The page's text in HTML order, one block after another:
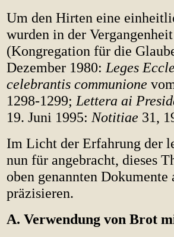
Um den Hirten eine
wurden in der
(Kongregation für die
Dezember 1980: Leges
celebrantis communione
1298-1299; Lettera ai
19. Juni 1995: Notitiae 31,
Im Licht der Erfahrung der
nun für angebracht, dieses
oben genannten
präzisieren.
A. Verwendung von Brot